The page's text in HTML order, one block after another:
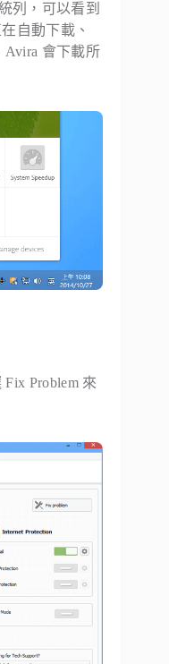
列，可以看到
自動下載、
Avira 會下載所
Problem 來